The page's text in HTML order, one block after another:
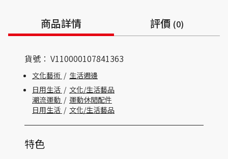
商品詳情 評價 (0)
貨號： V110000107841363
文化藝術 / 生活週邊
日用生活 / 文化/生活藝品
潮流運動 / 運動休閒配件
日用生活 / 文化/生活藝品
特色